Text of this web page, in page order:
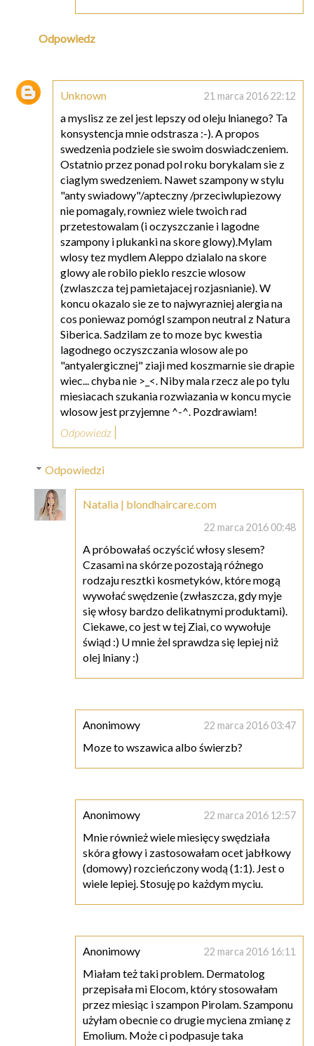
Odpowiedz
Unknown 21 marca 2016 22:12
a myslisz ze zel jest lepszy od oleju lnianego? Ta
konsystencja mnie odstrasza :-). A propos
swedzenia podziele sie swoim doswiadczeniem.
Ostatnio przez ponad pol roku borykalam sie z
ciaglym swedzeniem. Nawet szampony w stylu
"anty swiadowy"/apteczny /przeciwlupiezowy
nie pomagaly, rowniez wiele twoich rad
przetestowalam (i oczyszczanie i lagodne
szampony i plukanki na skore glowy).Mylam
wlosy tez mydlem Aleppo dzialalo na skore
glowy ale robilo pieklo reszcie wlosow
(zwlaszcza tej pamietajacej rozjasnianie). W
koncu okazalo sie ze to najwyrazniej alergia na
cos poniewaz pomógl szampon neutral z Natura
Siberica. Sadzilam ze to moze byc kwestia
lagodnego oczyszczania wlosow ale po
"antyalergicznej" ziaji med koszmarnie sie drapie
wiec... chyba nie >_<. Niby mala rzecz ale po tylu
miesiacach szukania rozwiazania w koncu mycie
wlosow jest przyjemne ^-^. Pozdrawiam!
Odpowiedz
Odpowiedzi
Natalia | blondhaircare.com
22 marca 2016 00:48
A próbowałaś oczyścić włosy slesem?
Czasami na skórze pozostają różnego
rodzaju resztki kosmetyków, które mogą
wywołać swędzenie (zwłaszcza, gdy myje
się włosy bardzo delikatnymi produktami).
Ciekawe, co jest w tej Ziai, co wywołuje
świąd :) U mnie żel sprawdza się lepiej niż
olej lniany :)
Anonimowy 22 marca 2016 03:47
Moze to wszawica albo świerzb?
Anonimowy 22 marca 2016 12:57
Mnie również wiele miesięcy swędziała
skóra głowy i zastosowałam ocet jabłkowy
(domowy) rozcieńczony wodą (1:1). Jest o
wiele lepiej. Stosuję po każdym myciu.
Anonimowy 22 marca 2016 16:11
Miałam też taki problem. Dermatolog
przepisała mi Elocom, który stosowałam
przez miesiąc i szampon Pirolam. Szamponu
użyłam obecnie co drugie myciena zmianę z
Emolium. Może ci podpasuje taka